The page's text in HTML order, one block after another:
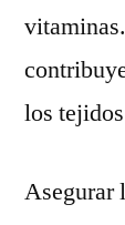
los
Asegurar